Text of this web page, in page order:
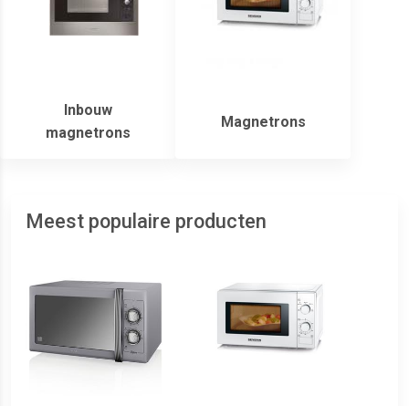
Inbouw
magnetrons
Magnetrons
Meest populaire producten